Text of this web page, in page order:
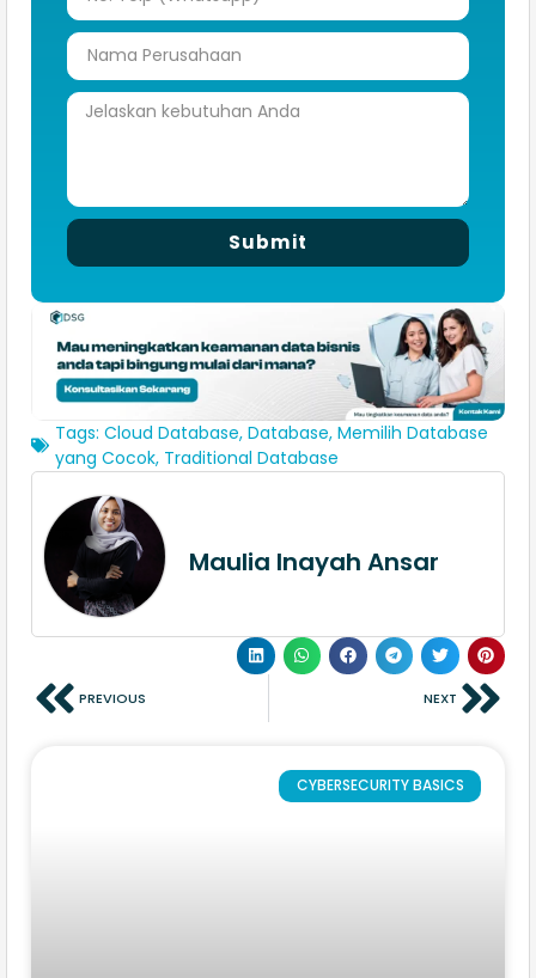
Submit
Tags: Cloud Database, Database, Memilih Database
yang Cocok, Traditional Database
Maulia Inayah Ansar
PREVIOUS NEXT
CYBERSECURITY BASICS